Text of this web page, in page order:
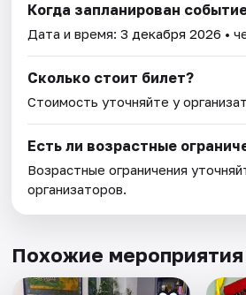
Когда запланирован
Дата и время:3 декабря 2026 •
Сколько стоит билет?
Стоимость уточняйте у
Есть ли возрастные
Возрастные ограничения
организаторов.
Похожие мероприятия